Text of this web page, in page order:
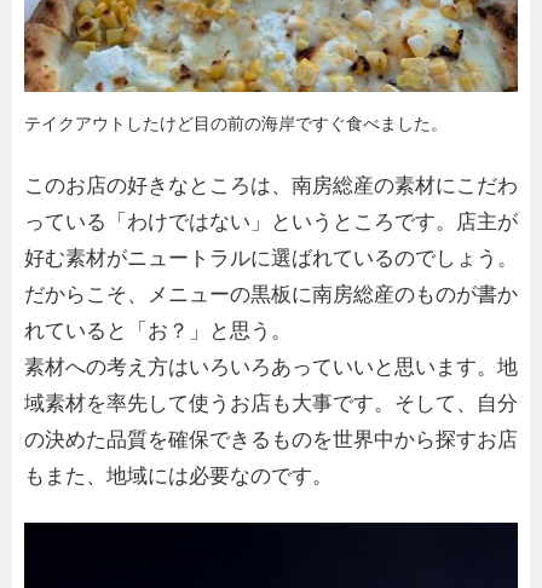
テイクアウトしたけど目の前の海岸ですぐ食べました。
このお店の好きなところは、南房総産の素材にこだわ
っている「わけではない」というところです。店主が
好む素材がニュートラルに選ばれているのでしょう。
だからこそ、メニューの黒板に南房総産のものが書か
れていると「お？」と思う。
素材への考え方はいろいろあっていいと思います。地
域素材を率先して使うお店も大事です。そして、自分
の決めた品質を確保できるものを世界中から探すお店
もまた、地域には必要なのです。